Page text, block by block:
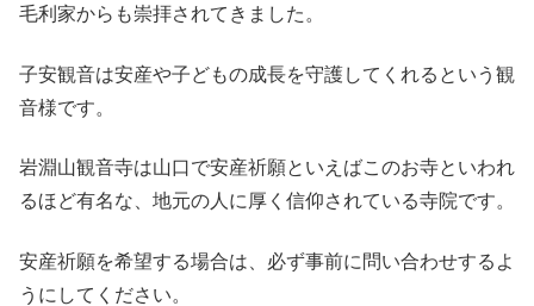
毛利家からも崇拝されてきました。
子安観音は安産や子どもの成長を守護してくれるという観
音様です。
岩淵山観音寺は山口で安産祈願といえばこのお寺といわれ
るほど有名な、地元の人に厚く信仰されている寺院です。
安産祈願を希望する場合は、必ず事前に問い合わせするよ
うにしてください。